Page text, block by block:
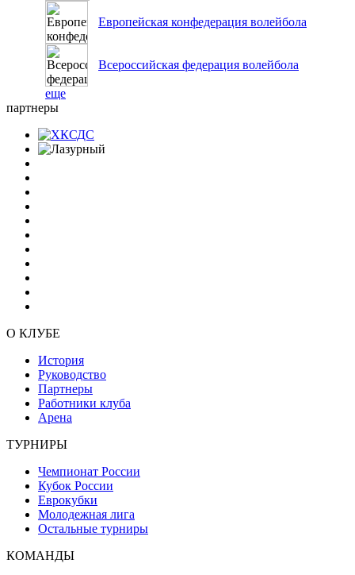
Европейская конфедерация волейбола
Всероссийская федерация волейбола
еще
партнеры
О КЛУБЕ
История
Руководство
Партнеры
Работники клуба
Арена
ТУРНИРЫ
Чемпионат России
Кубок России
Еврокубки
Молодежная лига
Остальные турниры
КОМАНДЫ